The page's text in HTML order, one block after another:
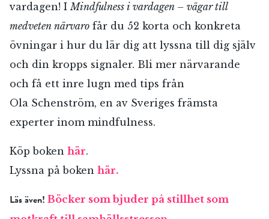
vardagen! IMindfulness i vardagen – vägar till
medveten närvaro får du 52 korta och konkreta
övningar i hur du lär dig att lyssna till dig själv
och din kropps signaler. Bli mer närvarande
och få ett inre lugn med tips från
Ola Schenström, en av Sveriges främsta
experter inom mindfulness.
Köp boken här.
Lyssna på boken här.
Läs även! Böcker som bjuder på stillhet som